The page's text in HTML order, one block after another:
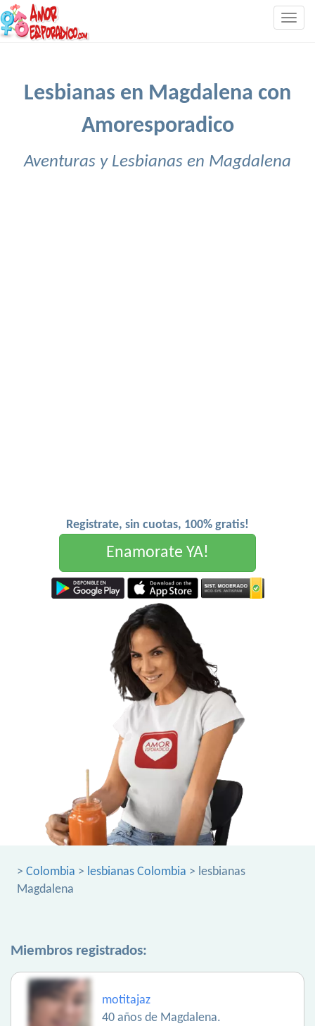
Lesbianas en Magdalena con
Amoresporadico
Aventuras y Lesbianas en Magdalena
Registrate, sin cuotas, 100% gratis!
Enamorate YA!
> Colombia > lesbianas Colombia > lesbianas
Magdalena
Miembros registrados:
motitajaz
40 años de Magdalena.